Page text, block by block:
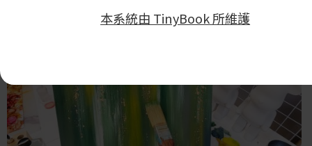
本系統由 TinyBook 所維護